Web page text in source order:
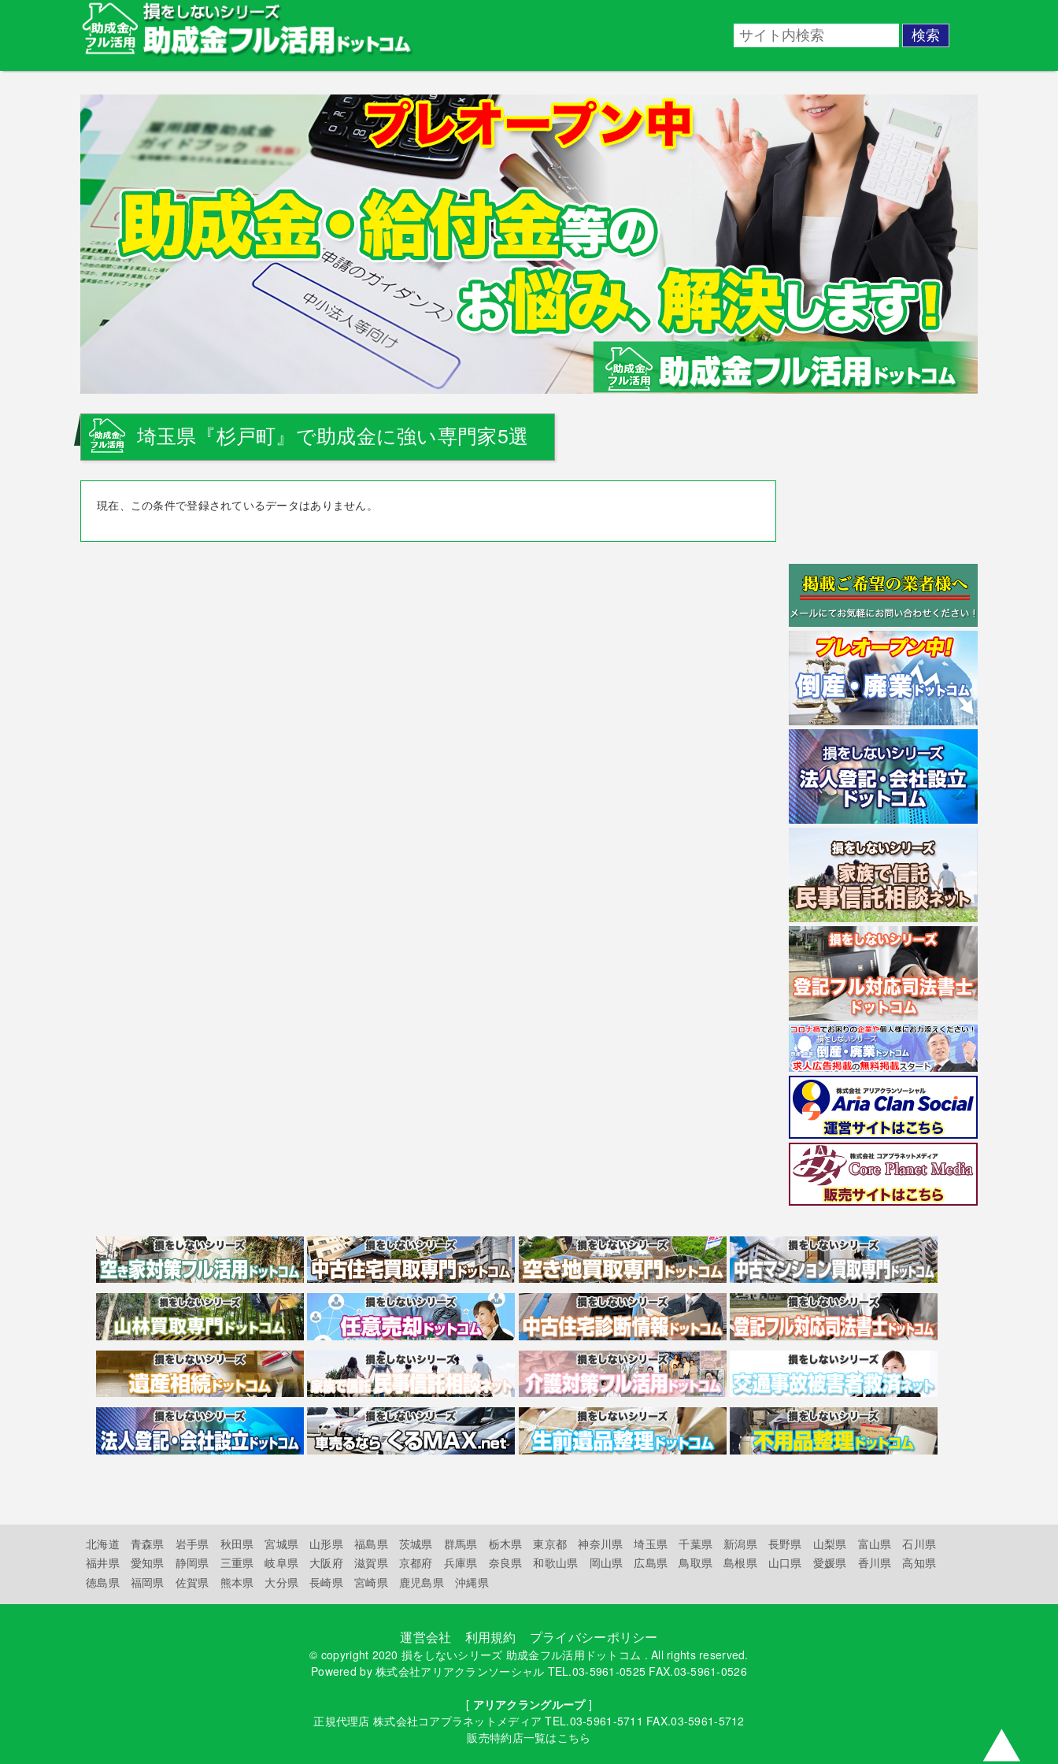
埼玉県『杉戸町』で助成金に強い専門家5選
現在、この条件で登録されているデータはありません。
北海道 青森県 岩手県 秋田県 宮城県 山形県 福島県 茨城県 群馬県 栃木県 東京都 神奈川県 埼玉県 千葉県 新潟県 長野県 山梨県 富山県
石川県
福井県
愛知県 静岡県 三重県 岐阜県 大阪府 滋賀県 京都府 兵庫県 奈良県 和歌山県 岡山県 広島県 鳥取県 島根県 山口県 愛媛県 香川県
高知県
徳島県
福岡県 佐賀県 熊本県 大分県 長崎県 宮崎県 鹿児島県 沖縄県
運営会社 利用規約 プライバシーポリシー
© copyright 2020損をしないシリーズ 助成金フル活用ドットコム . All rights reserved.
Powered by株式会社アリアクランソーシャル TEL.03-5961-0525 FAX.03-5961-0526
[ アリアクラングループ]
正規代理店 株式会社コアプラネットメディア TEL.03-5961-5711 FAX.03-5961-5712
販売特約店一覧はこちら